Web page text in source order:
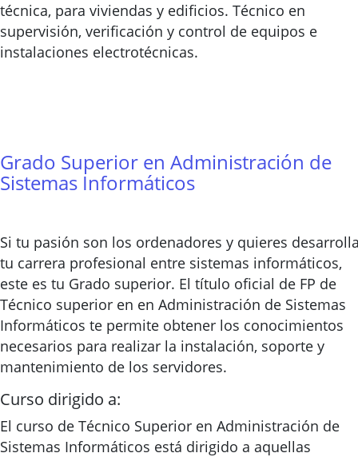
técnica, para viviendas y edificios. Técnico en
supervisión, verificación y control de equipos e
instalaciones electrotécnicas.
Grado Superior en Administración de
Sistemas Informáticos
Si tu pasión son los ordenadores y quieres
tu carrera profesional entre sistemas informáticos,
este es tu Grado superior. El título oficial de FP de
Técnico superior en en Administración de Sistemas
Informáticos te permite obtener los conocimientos
necesarios para realizar la instalación, soporte y
mantenimiento de los servidores.
Curso dirigido a:
El curso de Técnico Superior en Administración de
Sistemas Informáticos está dirigido a aquellas